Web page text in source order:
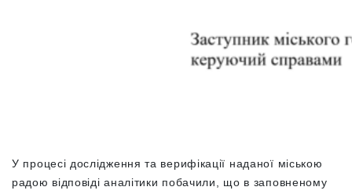
У процесі дослідження та верифікації наданої міською
радою відповіді аналітики побачили, що в заповненому